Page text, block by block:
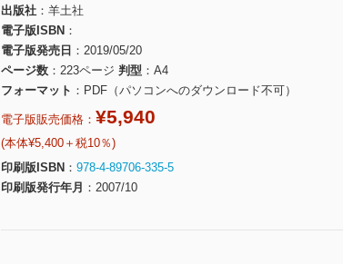
出版社
羊土社
電子版ISBN
電子版発売日
2019/05/20
ページ数
223ページ 判型
A4
フォーマット
PDF（パソコンへのダウンロード不可）
電子版販売価格： ¥5,940
(本体¥5,400＋税10％)
印刷版ISBN
978-4-89706-335-5
印刷版発行年月
2007/10